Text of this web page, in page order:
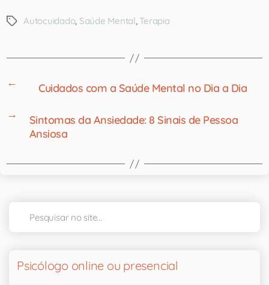
Autocuidado, Saúde Mental, Terapia
←
Cuidados com a Saúde Mental no Dia a Dia
→
Sintomas da Ansiedade: 8 Sinais de Pessoa
Ansiosa
Psicólogo online ou presencial